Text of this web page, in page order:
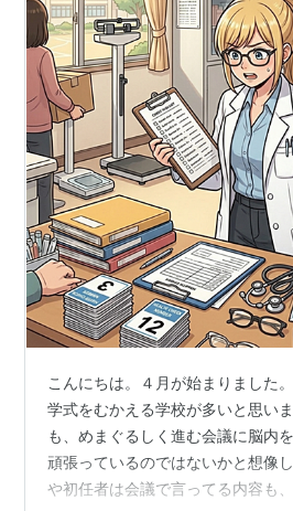
こんにちは。４月が始まりました
学式をむかえる学校が多いと思い
も、めまぐるしく進む会議に脳内
頑張っているのではないかと想像
や初任者は会議で言ってる内容も